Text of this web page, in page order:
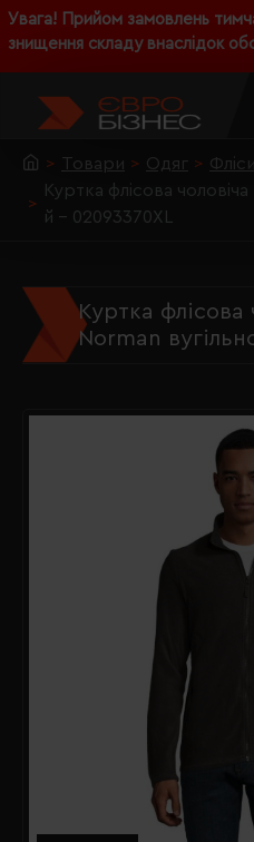
Увага! Прийом замовлень
знищення складу внаслідок
Товари Одяг
Куртка флісова
й - 02093370XL
Куртка флісова
Norman